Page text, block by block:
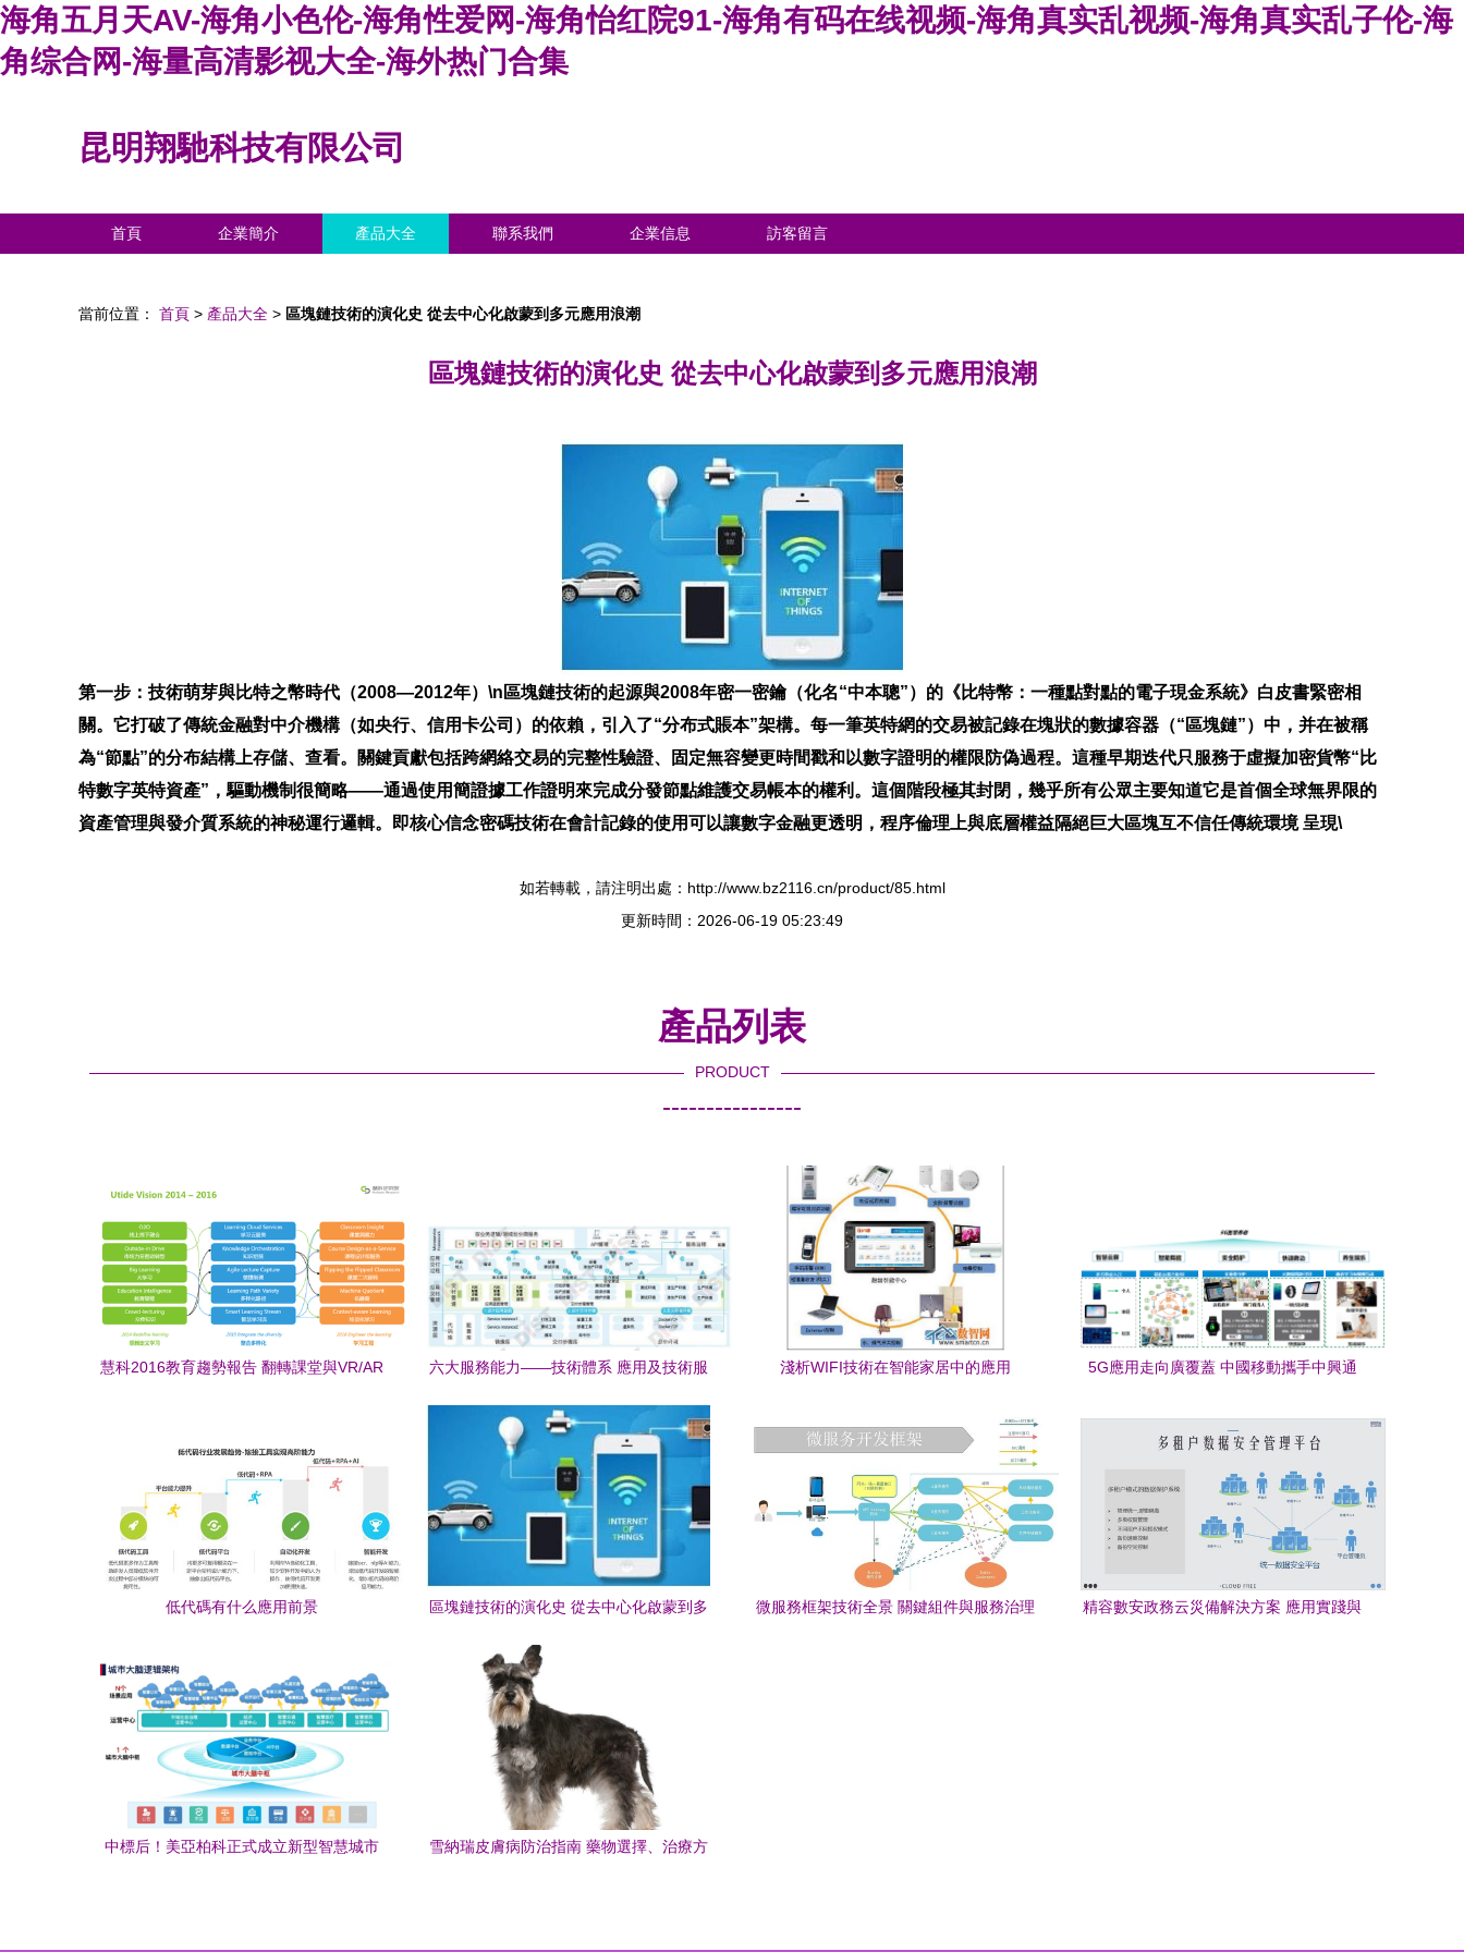
海角五月天AV-海角小色伦-海角性爱网-海角怡红院91-海角有码在线视频-海角真实乱视频-海角真实乱子伦-海
角综合网-海量高清影视大全-海外热门合集
昆明翔馳科技有限公司
首頁 企業簡介 產品大全 聯系我們 企業信息 訪客留言
當前位置： 首頁 > 產品大全 > 區塊鏈技術的演化史 從去中心化啟蒙到多元應用浪潮
區塊鏈技術的演化史 從去中心化啟蒙到多元應用浪潮
第一步：技術萌芽與比特之幣時代（2008—2012年）\n區塊鏈技術的起源與2008年密一密鑰（化名“中本聰”）的《比特幣：一種點對點的電子現金系統》白皮書緊密相
關。它打破了傳統金融對中介機構（如央行、信用卡公司）的依賴，引入了“分布式賬本”架構。每一筆英特網的交易被記錄在塊狀的數據容器（“區塊鏈”）中，并在被稱
為“節點”的分布結構上存儲、查看。關鍵貢獻包括跨網絡交易的完整性驗證、固定無容變更時間戳和以數字證明的權限防偽過程。這種早期迭代只服務于虛擬加密貨幣“比
特數字英特資產”，驅動機制很簡略——通過使用簡證據工作證明來完成分發節點維護交易帳本的權利。這個階段極其封閉，幾乎所有公眾主要知道它是首個全球無界限的
資產管理與發介質系統的神秘運行邏輯。即核心信念密碼技術在會計記錄的使用可以讓數字金融更透明，程序倫理上與底層權益隔絕巨大區塊互不信任傳統環境 呈現\
如若轉載，請注明出處：http://www.bz2116.cn/product/85.html
更新時間：2026-06-19 05:23:49
產品列表
PRODUCT
----------------
慧科2016教育趨勢報告 翻轉課堂與VR/AR
六大服務能力——技術體系 應用及技術服
淺析WIFI技術在智能家居中的應用
5G應用走向廣覆蓋 中國移動攜手中興通
低代碼有什么應用前景
區塊鏈技術的演化史 從去中心化啟蒙到多
微服務框架技術全景 關鍵組件與服務治理
精容數安政務云災備解決方案 應用實踐與
中標后！美亞柏科正式成立新型智慧城市
雪納瑞皮膚病防治指南 藥物選擇、治療方